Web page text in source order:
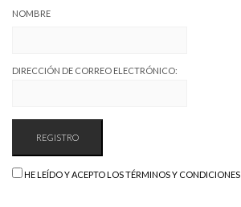
NOMBRE
DIRECCIÓN DE CORREO ELECTRÓNICO:
HE LEÍDO Y ACEPTO LOS TÉRMINOS Y CONDICIONES